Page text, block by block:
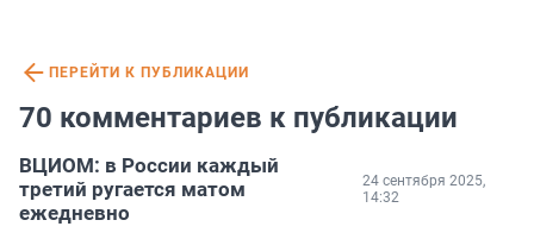
ПЕРЕЙТИ К ПУБЛИКАЦИИ
70 комментариев к публикации
ВЦИОМ: в России каждый
третий ругается матом
ежедневно
24 сентября 2025,
14:32